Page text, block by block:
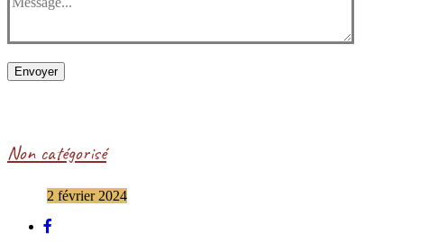
Envoyer
Non catégorisé
2 février 2024